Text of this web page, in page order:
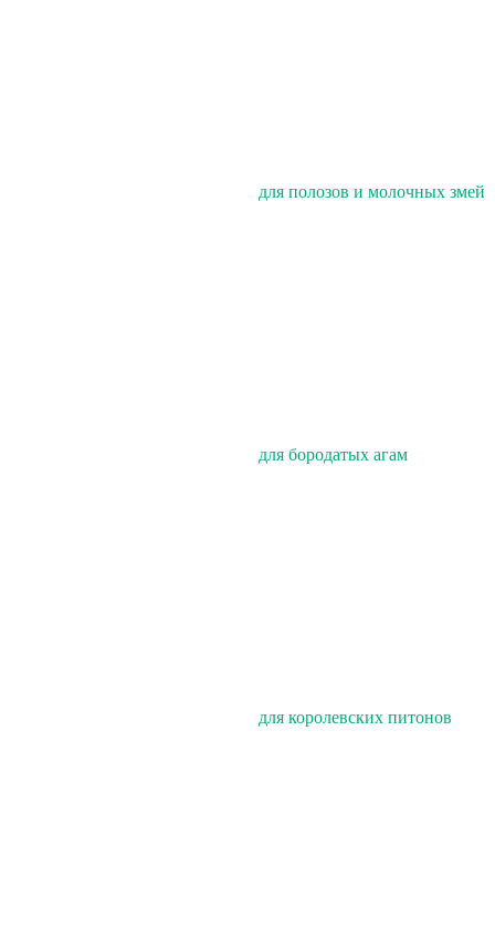
для полозов и молочных змей
для бородатых агам
для королевских питонов